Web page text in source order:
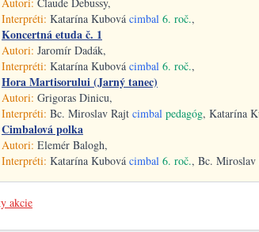
Interpréti: Katarína Kubová cimbal 6. roč.,
Koncertná etuda č. 1
Autori: Jaromír Dadák,
Interpréti: Katarína Kubová cimbal 6. roč.,
Hora Martisorului (Jarný tanec)
Autori: Grigoras Dinicu,
Interpréti: Bc. Miroslav Rajt cimbal pedagóg, Katarína
Cimbalová polka
Autori: Elemér Balogh,
Interpréti: Katarína Kubová cimbal 6. roč., Bc. Miroslav
akcie